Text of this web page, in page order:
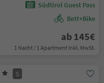
Südtirol Guest Pass
Bett+Bike
ab 145€
1 Nacht / 1 Apartment Inkl. MwSt.
S